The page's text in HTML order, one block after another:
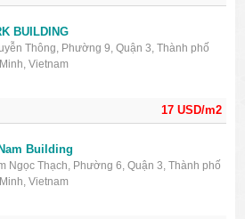
17 USD/m2
BUILDING
Thông, Phường 9, Quận 3, Thành phố
Vietnam
Building
Ngọc Thạch, Phường 6, Quận 3, Thành phố
Vietnam